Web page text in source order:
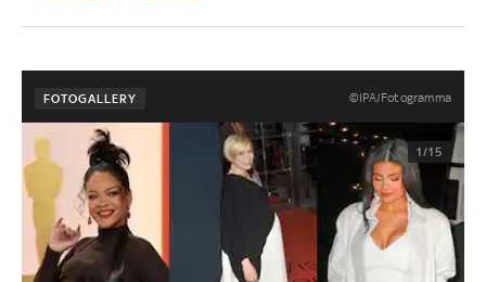
FOTOGALLERY ©IPA/Fotogramma
1/15